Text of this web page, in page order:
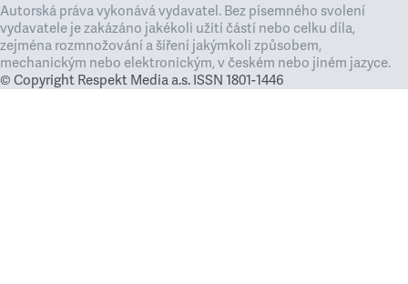
Autorská práva vykonává vydavatel. Bez písemného svolení
vydavatele je zakázáno jakékoli užití částí nebo celku díla,
zejména rozmnožování a šíření jakýmkoli způsobem,
mechanickým nebo elektronickým, v českém nebo jiném jazyce.
© Copyright Respekt Media a.s. ISSN 1801-1446